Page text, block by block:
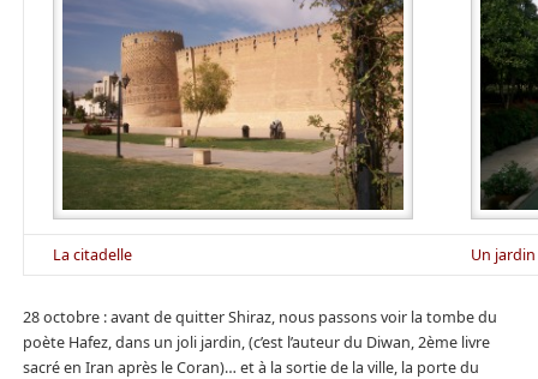
La citadelle Un jardin
28 octobre : avant de quitter Shiraz, nous passons voir la tombe du
poète Hafez, dans un joli jardin, (c’est l’auteur du Diwan, 2ème livre
sacré en Iran après le Coran)… et à la sortie de la ville, la porte du